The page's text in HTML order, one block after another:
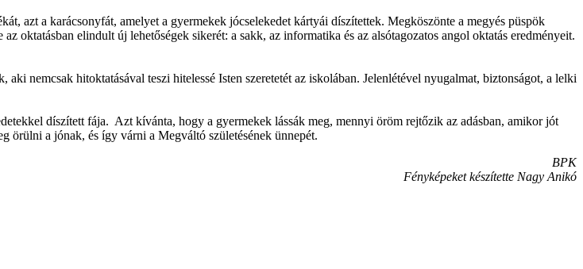
azt a karácsonyfát, amelyet a gyermekek jócselekedet kártyái díszítettek. Megköszönte a megyés püspök
oktatásban elindult új lehetőségek sikerét: a sakk, az informatika és az alsótagozatos angol oktatás eredményeit.
nemcsak hitoktatásával teszi hitelessé Isten szeretetét az iskolában. Jelenlétével nyugalmat, biztonságot, a lelki
díszített fája. Azt kívánta, hogy a gyermekek lássák meg, mennyi öröm rejtőzik az adásban, amikor jót
örülni a jónak, és így várni a Megváltó születésének ünnepét.
BPK
Fényképeket készítette Nagy Anikó